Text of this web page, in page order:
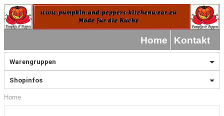
Home Kontakt
Warengruppen
Shopinfos
Home